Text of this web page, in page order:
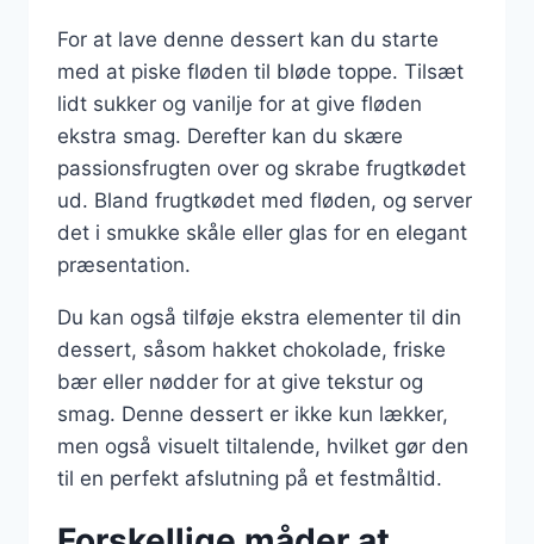
For at lave denne dessert kan du starte
med at piske fløden til bløde toppe. Tilsæt
lidt sukker og vanilje for at give fløden
ekstra smag. Derefter kan du skære
passionsfrugten over og skrabe frugtkødet
ud. Bland frugtkødet med fløden, og server
det i smukke skåle eller glas for en elegant
præsentation.
Du kan også tilføje ekstra elementer til din
dessert, såsom hakket chokolade, friske
bær eller nødder for at give tekstur og
smag. Denne dessert er ikke kun lækker,
men også visuelt tiltalende, hvilket gør den
til en perfekt afslutning på et festmåltid.